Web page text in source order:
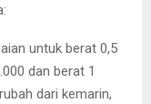
untuk berat 0,5
dan berat 1
dari kemarin,